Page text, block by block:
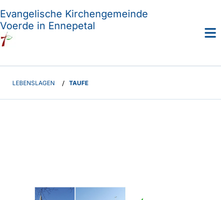
Evangelische Kirchengemeinde
Voerde in Ennepetal
LEBENSLAGEN / TAUFE